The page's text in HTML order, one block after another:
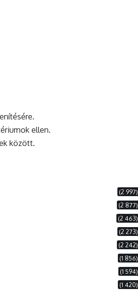
ellen.
között.
(2 997)
(2 877)
(2 463)
(2 273)
(2 242)
(1 856)
(1 594)
(1 420)